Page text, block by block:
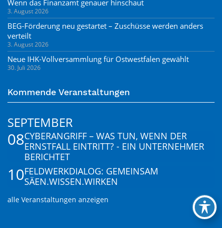
Wenn das Finanzamt genauer hinschaut
3. August 2026
BEG-Förderung neu gestartet – Zuschüsse werden anders
verteilt
3. August 2026
Neue IHK-Vollversammlung für Ostwestfalen gewählt
30. Juli 2026
Kommende Veranstaltungen
SEPTEMBER
08CYBERANGRIFF – WAS TUN, WENN DER
ERNSTFALL EINTRITT? - EIN UNTERNEHMER
BERICHTET
10FELDWERKDIALOG: GEMEINSAM
SÄEN.WISSEN.WIRKEN
alle Veranstaltungen anzeigen